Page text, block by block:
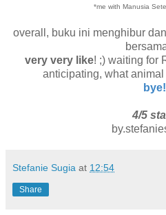
*me with Manusia
overall, buku ini menghibur
very very like! ;) waiting for
anticipating, what
bye!
4/5
Stefanie Sugia at 12:54
Share